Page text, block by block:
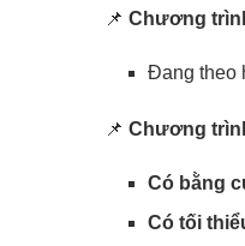
📌 Chương
Đang theo
📌 Chương
Có bằng
Có tối